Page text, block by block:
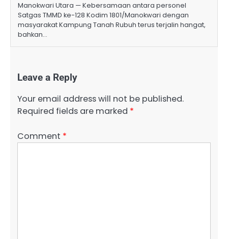
Manokwari Utara — Kebersamaan antara personel
Satgas TMMD ke-128 Kodim 1801/Manokwari dengan
masyarakat Kampung Tanah Rubuh terus terjalin hangat,
bahkan…
Leave a Reply
Your email address will not be published.
Required fields are marked *
Comment *